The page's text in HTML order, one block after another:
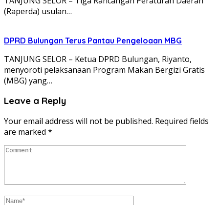
(Raperda) usulan…
DPRD Bulungan Terus Pantau Pengeloaan MBG
TANJUNG SELOR – Ketua DPRD Bulungan, Riyanto,
menyoroti pelaksanaan Program Makan Bergizi Gratis
(MBG) yang…
Leave a Reply
Your email address will not be published. Required fields
are marked *